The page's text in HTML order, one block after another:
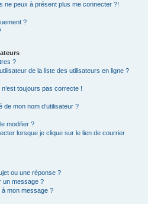
ne peux à présent plus me connecter ?!
?
?
de la liste des utilisateurs en ligne ?
n’est toujours pas correcte !
mon nom d’utilisateur ?
modifier ?
lorsque je clique sur le lien de courrier
ou une réponse ?
un message ?
mon message ?